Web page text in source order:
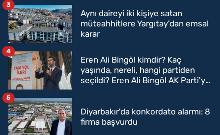
Aynı daireyi iki kişiye satan
müteahhitlere Yargıtay'dan emsal
karar
3
Eren Ali Bingöl kimdir? Kaç
yaşında, nereli, hangi partiden
seçildi? Eren Ali Bingöl AK Parti'ye
4
Diyarbakır'da konkordato alarmı: 8
firma başvurdu
5